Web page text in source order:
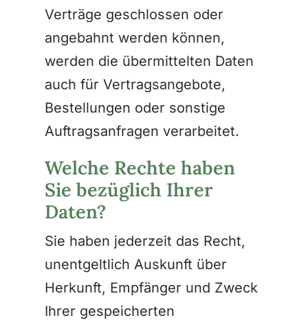
Verträge geschlossen oder
angebahnt werden können,
werden die übermittelten Daten
auch für Vertragsangebote,
Bestellungen oder sonstige
Auftragsanfragen verarbeitet.
Welche Rechte haben
Sie bezüglich Ihrer
Daten?
Sie haben jederzeit das Recht,
unentgeltlich Auskunft über
Herkunft, Empfänger und Zweck
Ihrer gespeicherten